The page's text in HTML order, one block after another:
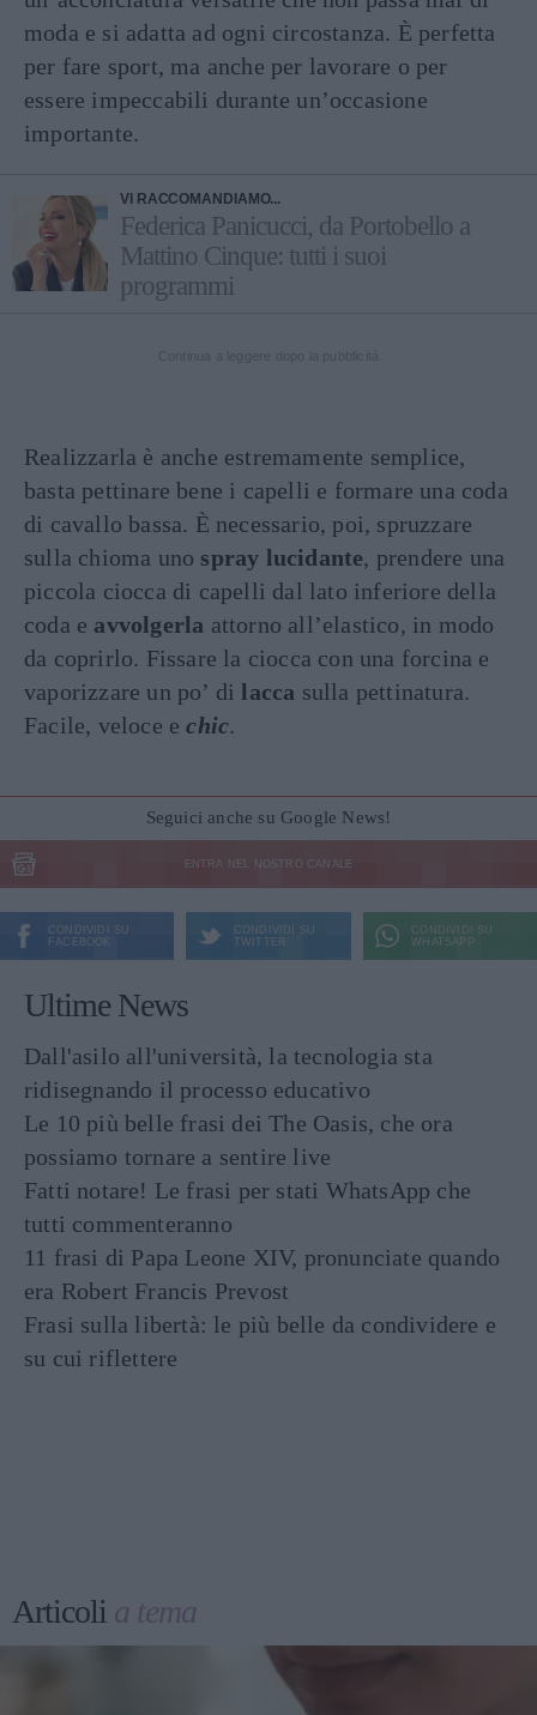
moda e si adatta ad ogni circostanza. È perfetta
per fare sport, ma anche per lavorare o per
essere impeccabili durante un’occasione
importante.
VI RACCOMANDIAMO...
Federica Panicucci, da Portobello a
Mattino Cinque: tutti i suoi
programmi
Realizzarla è anche estremamente semplice,
basta pettinare bene i capelli e formare una coda
di cavallo bassa. È necessario, poi, spruzzare
sulla chioma uno spray lucidante, prendere una
piccola ciocca di capelli dal lato inferiore della
coda e avvolgerla attorno all’elastico, in modo
da coprirlo. Fissare la ciocca con una forcina e
vaporizzare un po’ di lacca sulla pettinatura.
Facile, veloce echic.
Seguici anche su Google News!
ENTRA NEL NOSTRO CANALE
CONDIVIDI SU
FACEBOOK
CONDIVIDI SU
TWITTER
CONDIVIDI SU
WHATSAPP
Ultime News
Dall'asilo all'università, la tecnologia sta
ridisegnando il processo educativo
Le 10 più belle frasi dei The Oasis, che ora
possiamo tornare a sentire live
Fatti notare! Le frasi per stati WhatsApp che
tutti commenteranno
11 frasi di Papa Leone XIV, pronunciate quando
era Robert Francis Prevost
Frasi sulla libertà: le più belle da condividere e
su cui riflettere
Articoli a tema